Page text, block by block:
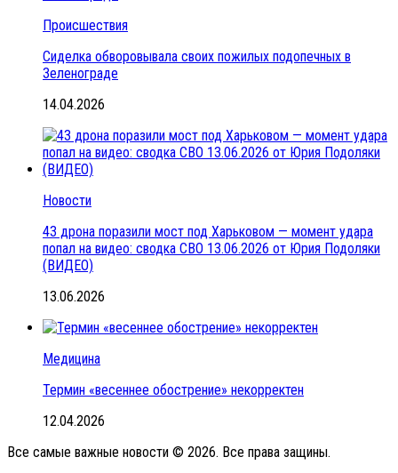
Происшествия
Сиделка обворовывала своих пожилых подопечных в
Зеленограде
14.04.2026
Новости
43 дрона поразили мост под Харьковом — момент удара
попал на видео: сводка СВО 13.06.2026 от Юрия Подоляки
(ВИДЕО)
13.06.2026
Медицина
Термин «весеннее обострение» некорректен
12.04.2026
Все самые важные новости © 2026. Все права защины.